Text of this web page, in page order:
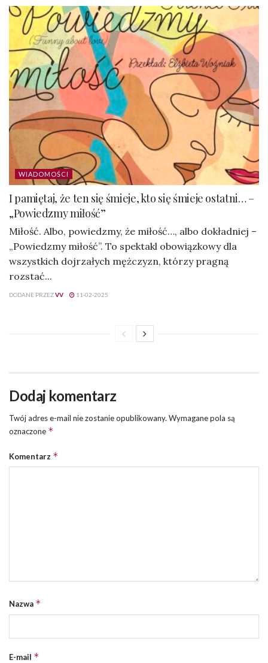
WIADOMOŚCI
I pamiętaj, że ten się śmieje, kto się śmieje ostatni… –
„Powiedzmy miłość”
Miłość. Albo, powiedzmy, że miłość…, albo dokładniej –
„Powiedzmy miłość”. To spektakl obowiązkowy dla
wszystkich dojrzałych mężczyzn, którzy pragną
rozstać...
DODANE PRZEZVV 11-02-2025
Dodaj komentarz
Twój adres e-mail nie zostanie opublikowany. Wymagane pola są
oznaczone *
Komentarz *
Nazwa *
E-mail *